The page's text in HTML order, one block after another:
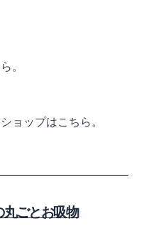
。
ョップはこちら。
ごとお吸物